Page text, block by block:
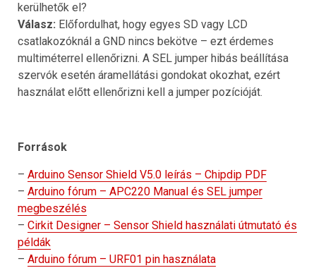
kerülhetők el?
Válasz: Előfordulhat, hogy egyes SD vagy LCD
csatlakozóknál a GND nincs bekötve – ezt érdemes
multiméterrel ellenőrizni. A SEL jumper hibás beállítása
szervók esetén áramellátási gondokat okozhat, ezért
használat előtt ellenőrizni kell a jumper pozícióját.
Források
– Arduino Sensor Shield V5.0 leírás – Chipdip PDF
– Arduino fórum – APC220 Manual és SEL jumper
megbeszélés
– Cirkit Designer – Sensor Shield használati útmutató és
példák
– Arduino fórum – URF01 pin használata